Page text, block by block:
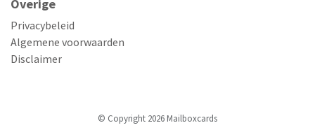
Overige
Privacybeleid
Algemene voorwaarden
Disclaimer
© Copyright 2026 Mailboxcards